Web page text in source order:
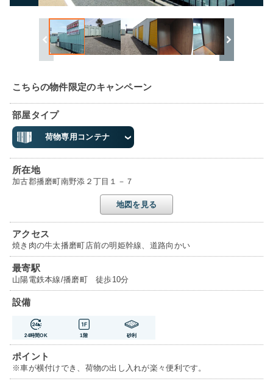
こちらの物件限定のキャンペーン
部屋タイプ
荷物専用コンテナ
所在地
加古郡播磨町南野添２丁目１－７
地図を見る
アクセス
焼き肉の牛太播磨町店前の明姫幹線、道路向かい
最寄駅
山陽電鉄本線/播磨町 徒歩10分
設備
24時間OK 1階 砂利
ポイント
※車が横付けでき、荷物の出し入れが楽々便利です。